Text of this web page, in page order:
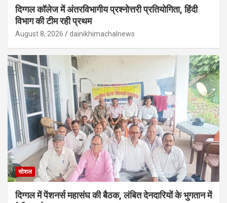
दिग्गल कॉलेज में अंतरविभागीय प्रश्नोत्तरी प्रतियोगिता, हिंदी
विभाग की टीम रही प्रथम
August 8, 2026 dainikhimachalnews
सोशल
दिग्गल में पेंशनर्स महासंघ की बैठक, लंबित देनदारियों के भुगतान में